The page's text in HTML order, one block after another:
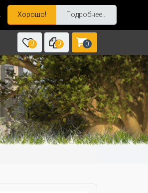
Хорошо! Подробнее...
0 0 0